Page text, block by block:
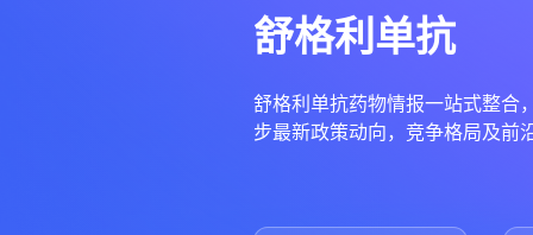
产品立项评估及管线规划
产业/行业调研
投资决策与交易估值
深度分析
政策法规
投融资
时讯
基于市场数据，为您提供全面的市场
政策法规
回放
王中健
舒格利单抗
舒格利单抗药物情报一站式整合
步最新政策动向，竞争格局及前